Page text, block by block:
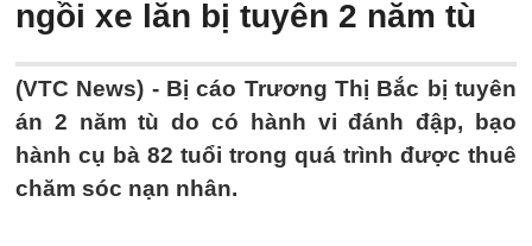
ngồi xe lăn bị tuyên 2 năm tù
(VTC News) - Bị cáo Trương Thị Bắc bị tuyên
án 2 năm tù do có hành vi đánh đập, bạo
hành cụ bà 82 tuổi trong quá trình được thuê
chăm sóc nạn nhân.